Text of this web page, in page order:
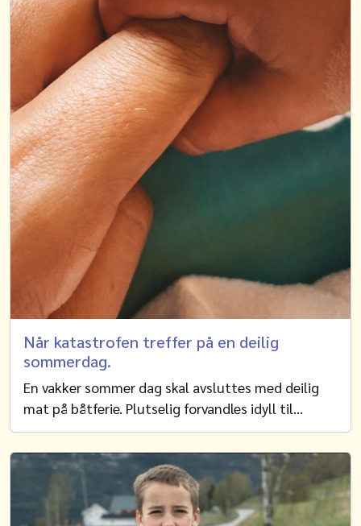
Når katastrofen treffer på en deilig
sommerdag.
En vakker sommer dag skal avsluttes med deilig
mat på båtferie. Plutselig forvandles idyll til…